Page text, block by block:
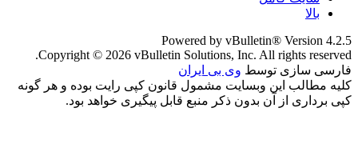
بالا
Powered by vBulletin® Version 4.2.5
Copyright © 2026 vBulletin Solutions, Inc. All rights reserved.
فارسی سازی توسط وی بی ایران
کلیه مطالب این وبسایت مشمول قانون کپی رایت بوده و هر گونه
کپی برداری از آن بدون ذکر منبع قابل پیگیری خواهد بود.